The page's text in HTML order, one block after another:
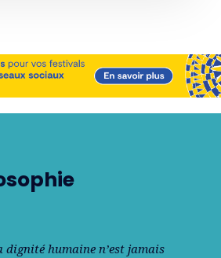
dignité humaine n’est jamais